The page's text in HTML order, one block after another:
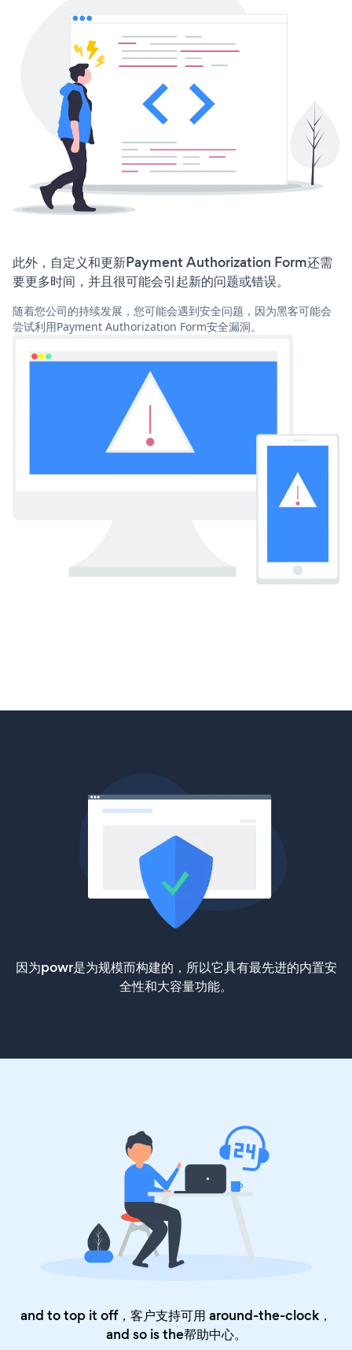
此外，自定义和更新Payment Authorization Form还需
要更多时间，并且很可能会引起新的问题或错误。
随着您公司的持续发展，您可能会遇到安全问题，因为黑客可能会
尝试利用Payment Authorization Form安全漏洞。
因为powr是为规模而构建的，所以它具有最先进的内置安
全性和大容量功能。
and to top it off，客户支持可用 around-the-clock，
and so is the帮助中心。